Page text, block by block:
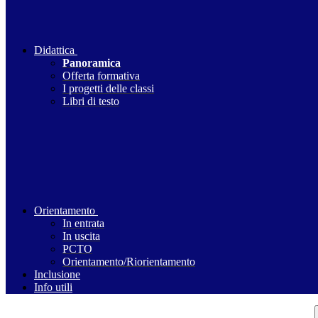
Didattica
Panoramica
Offerta formativa
I progetti delle classi
Libri di testo
Orientamento
In entrata
In uscita
PCTO
Orientamento/Riorientamento
Inclusione
Info utili